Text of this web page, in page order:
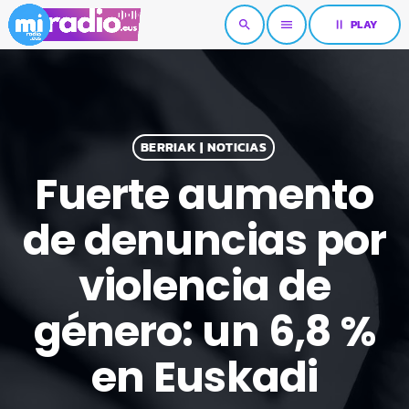
search menu pause PLAY
BERRIAK | NOTICIAS
Fuerte aumento
de denuncias por
violencia de
género: un 6,8 %
en Euskadi